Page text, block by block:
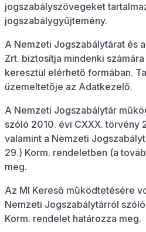
jogszabályszövegeket
jogszabálygyűjtemény.
A Nemzeti Jogszabálytárat és
Zrt. biztosítja mindenki
keresztül elérhető formában.
üzemeltetője az Adatkezelő.
A Nemzeti Jogszabálytár
szóló 2010. évi CXXX. törvény
valamint a Nemzeti
29.) Korm. rendeletben (a
meg.
Az MI Kereső működtetésére
Nemzeti Jogszabálytárról
Korm. rendelet határozza meg.